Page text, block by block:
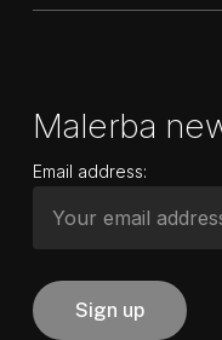
Malerba
Email address: